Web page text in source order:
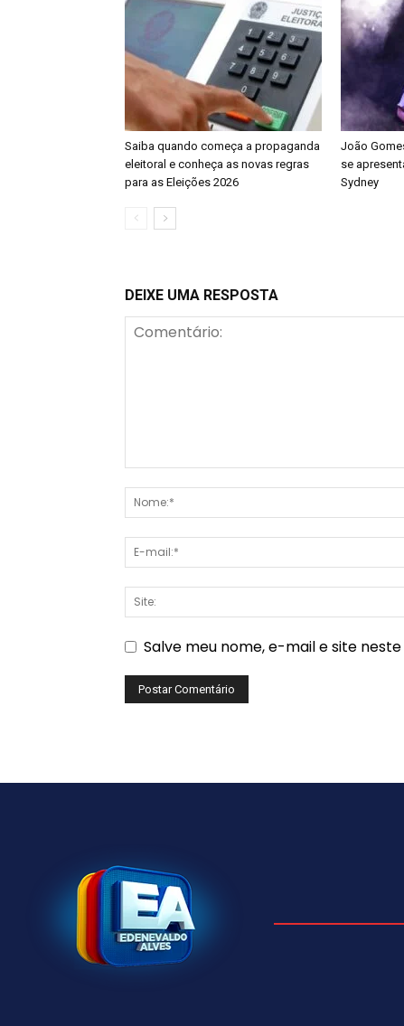
Saiba quando começa a propaganda
eleitoral e conheça as novas regras
para as Eleições 2026
João
se
Sydney
DEIXE UMA RESPOSTA
Salve meu nome, e-mail e site